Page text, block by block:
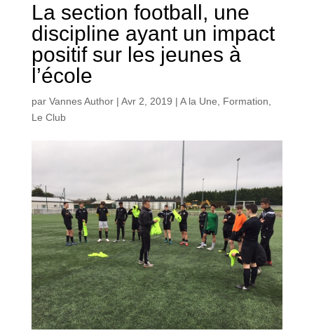
La section football, une
discipline ayant un impact
positif sur les jeunes à
l’école
par Vannes Author| Avr 2, 2019 | A la Une, Formation,
Le Club